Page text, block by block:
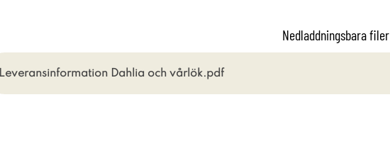
Nedladdningsbara filer
Leveransinformation Dahlia och vårlök.pdf